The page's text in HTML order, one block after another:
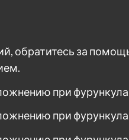
обратитесь за